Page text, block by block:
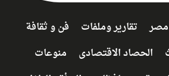
تقارير وملفات
فن و ثقافة
الحصاد الاقتصادى
منوعات